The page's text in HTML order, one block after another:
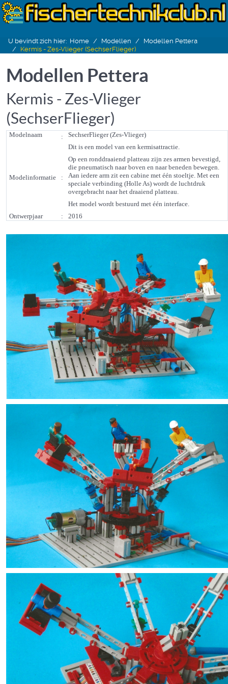
U bevindt zich hier: Home Modellen
Modellen Pettera
Kermis - Zes-Vlieger (SechserFlieger)
Modellen Pettera
Kermis - Zes-Vlieger
(SechserFlieger)
Modelnaam : SechserFlieger (Zes-Vlieger)
Modelinformatie :
Dit is een model van een kermisattractie.
Op een ronddraaiend platteau zijn zes armen bevestigd,
die pneumatisch naar boven en naar beneden bewegen.
Aan iedere arm zit een cabine met één stoeltje. Met een
speciale verbinding (Holle As) wordt de luchtdruk
overgebracht naar het draaiend platteau.
Het model wordt bestuurd met één interface.
Ontwerpjaar
: 2016